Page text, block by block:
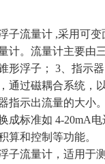
子流量计 ,采用可变
计。流量计主要由
形浮子； 3、指示
通过磁耦合系统，
指示出流量的大小
成标准如 4-20mA
算和控制等功能。
子流量计，适用于